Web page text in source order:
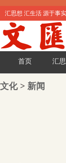
汇思想 汇生活 源于事
首页 汇
文化> 新闻